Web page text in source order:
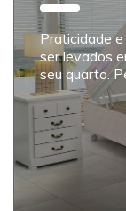
Praticidade
ser levados
seu quarto.